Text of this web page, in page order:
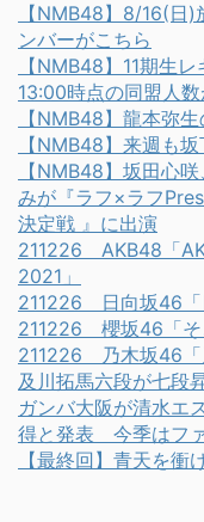
【NMB48】8/16(日
ンバーがこちら
【NMB48】11期生
13:00時点の同盟人
【NMB48】龍本弥
【NMB48】来週も
【NMB48】坂田心
みが『ラフ×ラフ
決定戦 』に出演
211226 AKB48「
2021」
211226 日向坂46「
211226 櫻坂46「そ
211226 乃木坂46「
及川拓馬六段が七段
ガンバ大阪が清水エ
得と発表 今季はフ
【最終回】青天を衝